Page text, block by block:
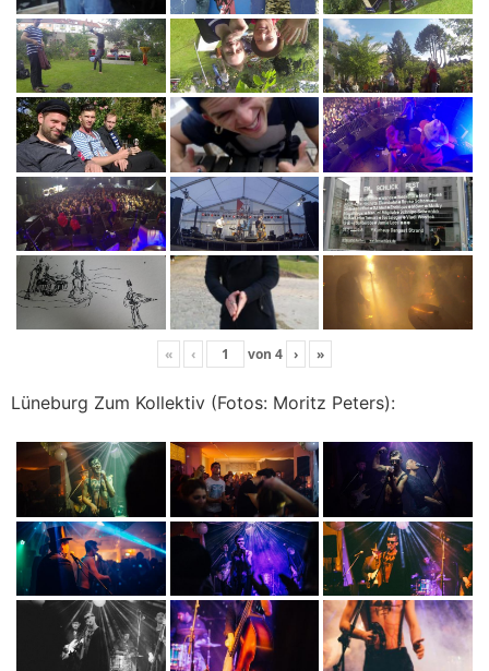
« ‹ von 4 › »
Lüneburg Zum Kollektiv (Fotos: Moritz Peters):